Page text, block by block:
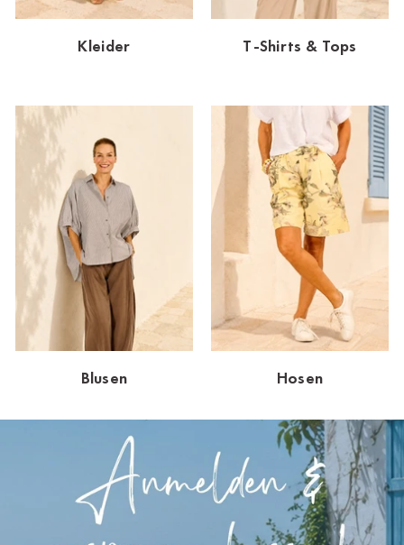
Dornbirn
Dortmund-Hombruch
Essen
HH-AEZ
HH-EEZ
HH-Eppendorf
HH-Hanseviertel
HH-Wandsbek
Hannover
Innsbruck
Kiel-CittiPark
Leipzig
Kleider T-Shirts & Tops
Blusen Hosen